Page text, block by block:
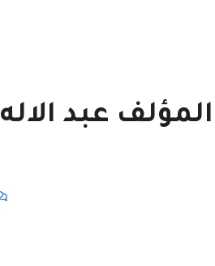
عبد الاله